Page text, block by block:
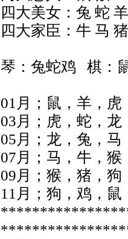
四大美女：兔 蛇
四大家臣：牛 马
琴：兔蛇鸡 棋：
01月；鼠，羊，虎
03月；虎，蛇，龙
05月；龙，兔，
07月；马，牛，
09月；猴，猪，
11月；狗，鸡，